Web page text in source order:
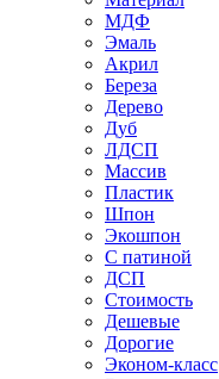
МДФ
Эмаль
Акрил
Береза
Дерево
Дуб
ЛДСП
Массив
Пластик
Шпон
Экошпон
С патиной
ДСП
Стоимость
Дешевые
Дорогие
Эконом-класс